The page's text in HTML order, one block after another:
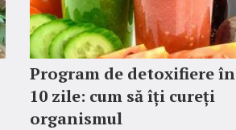
Program de detoxifiere în
10 zile: cum să îți cureți
organismul